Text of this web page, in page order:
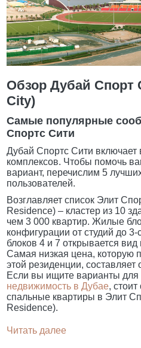
Обзор Дубай Спорт
City)
Самые популярные
Спортс Сити
Дубай Спортс Сити
комплексов. Чтобы помочь
вариант, перечислим 5
пользователей.
Возглавляет список Элит
Residence) – кластер из 10
чем 3 000 квартир. Жилые
конфигурации от студий до
блоков 4 и 7 открывается
Самая низкая цена, которую
этой резиденции, составляет
Если вы ищите варианты
недвижимость в Дубае,
спальные квартиры в Элит
Residence).
Читать далее